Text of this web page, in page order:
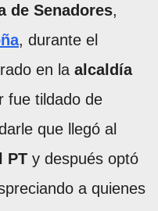
de Senadores,
, durante el
en la alcaldía
fue tildado de
que llegó al
PT y después optó
a quienes